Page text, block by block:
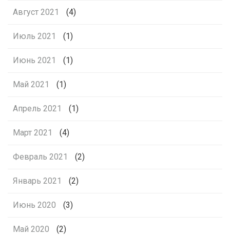
Август 2021 (4)
Июль 2021 (1)
Июнь 2021 (1)
Май 2021 (1)
Апрель 2021 (1)
Март 2021 (4)
Февраль 2021 (2)
Январь 2021 (2)
Июнь 2020 (3)
Май 2020 (2)